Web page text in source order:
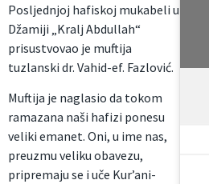
Posljednjoj hafiskoj mukabeli u
Džamiji „Kralj Abdullah“
prisustvovao je muftija
tuzlanski dr. Vahid-ef. Fazlović.
Muftija je naglasio da tokom
ramazana naši hafizi ponesu
veliki emanet. Oni, u ime nas,
preuzmu veliku obavezu,
pripremaju se i uče Kur’ani-